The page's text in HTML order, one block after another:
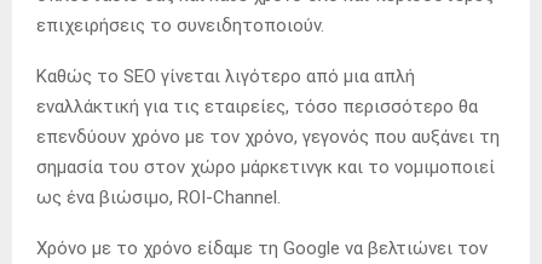
επιχειρήσεις το συνειδητοποιούν.
Καθώς το SEO γίνεται λιγότερο από μια απλή
εναλλάκτική για τις εταιρείες, τόσο περισσότερο θα
επενδύουν χρόνο με τον χρόνο, γεγονός που αυξάνει τη
σημασία του στον χώρο μάρκετινγκ και το νομιμοποιεί
ως ένα βιώσιμο, ROI-Channel.
Χρόνο με το χρόνο είδαμε τη Google να βελτιώνει τον